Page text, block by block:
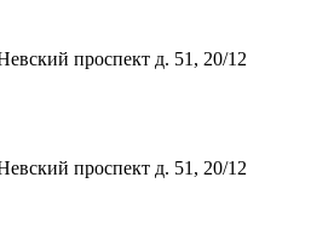
проспект д. 51, 20/12
проспект д. 51, 20/12